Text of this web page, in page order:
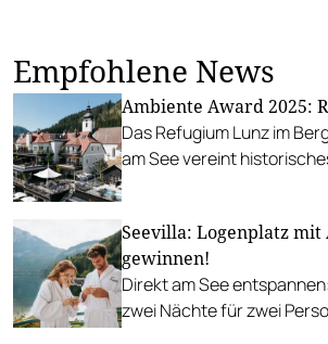
Empfohlene News
Ambiente Award 2025:
Das Refugium Lunz im
am See vereint
Seevilla: Logenplatz mit
gewinnen!
Direkt am See
zwei Nächte für zwei